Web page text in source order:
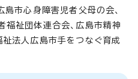
島市心身障害児者父母の会、
祉団体連合会、広島市精神
法人広島市手をつなぐ育成